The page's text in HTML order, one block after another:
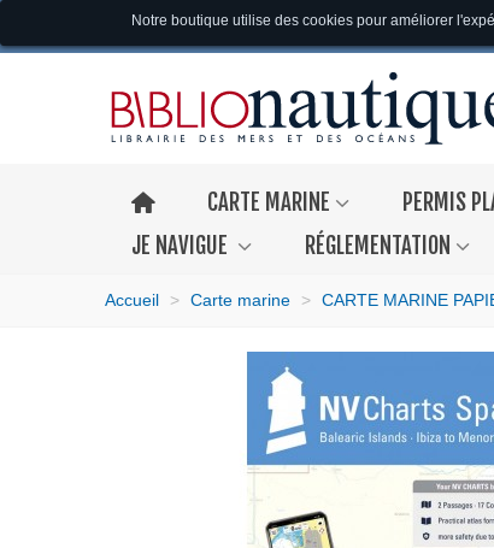
Notre boutique utilise des cookies pour améliorer
CARTE MARINE PERMIS
JE NAVIGUE
RÉGLEMENTATION
Accueil > Carte marine > CARTE MARINE